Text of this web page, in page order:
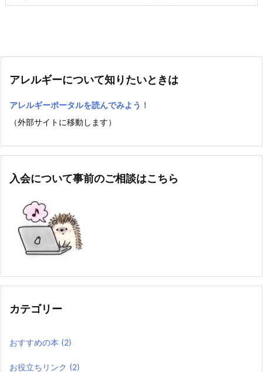
アレルギーについて知りたいときは
アレルギーポータルを読んでみよう！
（外部サイトに移動します）
入会について事前のご相談はこちら
カテゴリー
おすすめの本 (2)
お役立ちリンク (2)